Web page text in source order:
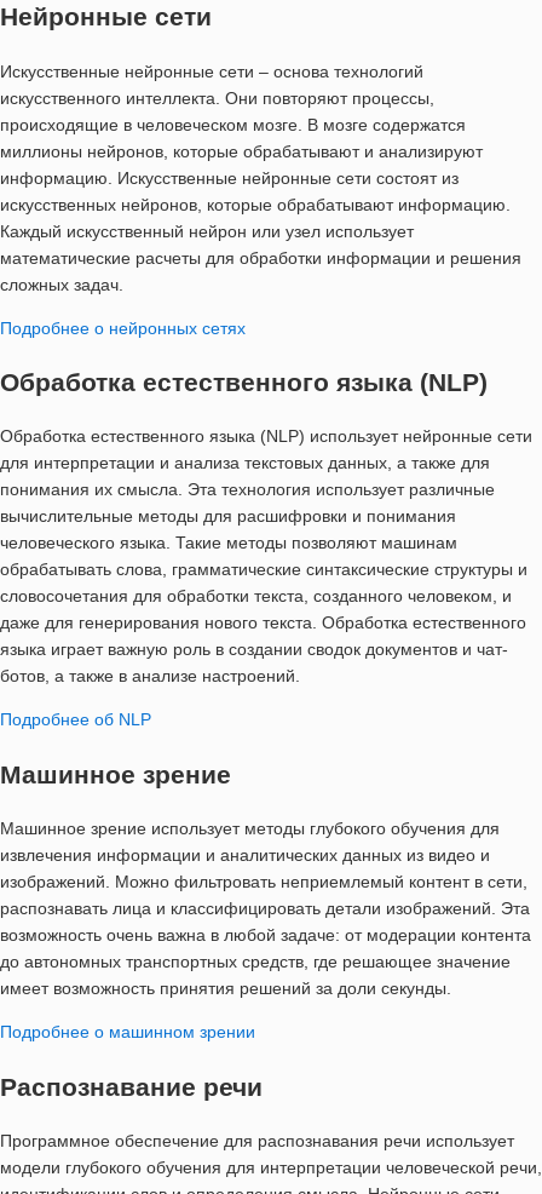
Нейронные сети
Искусственные нейронные сети – основа технологий
искусственного интеллекта. Они повторяют процессы,
происходящие в человеческом мозге. В мозге содержатся
миллионы нейронов, которые обрабатывают и анализируют
информацию. Искусственные нейронные сети состоят из
искусственных нейронов, которые обрабатывают информацию.
Каждый искусственный нейрон или узел использует
математические расчеты для обработки информации и решения
сложных задач.
Подробнее о нейронных сетях
Обработка естественного языка (NLP)
Обработка естественного языка (NLP) использует нейронные сети
для интерпретации и анализа текстовых данных, а также для
понимания их смысла. Эта технология использует различные
вычислительные методы для расшифровки и понимания
человеческого языка. Такие методы позволяют машинам
обрабатывать слова, грамматические синтаксические структуры и
словосочетания для обработки текста, созданного человеком, и
даже для генерирования нового текста. Обработка естественного
языка играет важную роль в создании сводок документов и чат-
ботов, а также в анализе настроений.
Подробнее об NLP
Машинное зрение
Машинное зрение использует методы глубокого обучения для
извлечения информации и аналитических данных из видео и
изображений. Можно фильтровать неприемлемый контент в сети,
распознавать лица и классифицировать детали изображений. Эта
возможность очень важна в любой задаче: от модерации контента
до автономных транспортных средств, где решающее значение
имеет возможность принятия решений за доли секунды.
Подробнее о машинном зрении
Распознавание речи
Программное обеспечение для распознавания речи использует
модели глубокого обучения для интерпретации человеческой речи,